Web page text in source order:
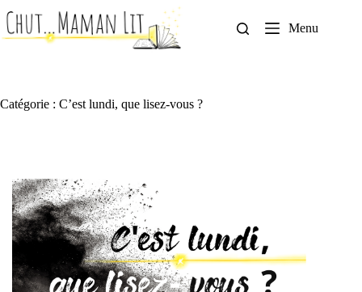
au
contenu
Menu
Catégorie : C’est lundi, que lisez-vous ?